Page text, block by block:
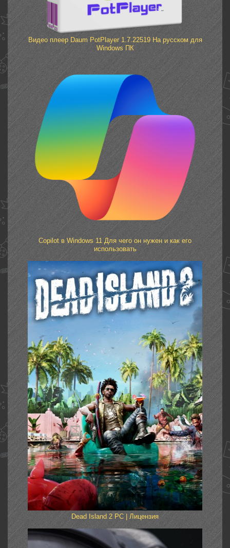
Видео плеер Daum PotPlayer 1.7.22519 На русском для
Windows ПК
Copilot в Windows 11 Для чего он нужен и как его
использовать
Dead Island 2 PC | Лицензия